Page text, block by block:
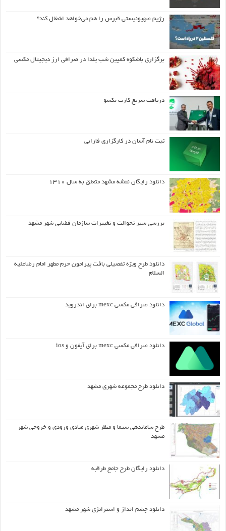
رژیم صهیونیستی قبرس را هم می‌خواهد اشغال کند؟
برگزاری باشکوه کمپین شب یلدا در صرافی ارز دیجیتال مکسی
دریافت سریع کارت نکسو
ثبت نام آسان در کارگزاری فارابی
دانلود رایگان نقشه مشهد متعلق به سال ۱۳۱۰
بررسی سیر تحوالت و تغییرات سازمان فضایی شهر مشهد
دانلود طرح ويژه تفصيلي بافت پيرامون حرم مطهر امام رضاعليه
السلام
دانلود صرافی مکسی mexc برای اندروید
دانلود صرافی مکسی mexc برای آیفون و ios
دانلود طرح مجموعه شهری مشهد
طرح ساماندهی سیما و منظر شهری مبادی ورودی و خروجی شهر
مشهد
دانلود رایگان طرح جامع طرقبه
دانلود چشم انداز و استراتژی شهر مشهد